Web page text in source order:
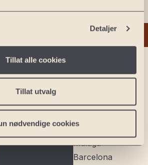
Detaljer
Tillat alle cookies
Tillat utvalg
nødvendige cookies
Lofoten
Kristianstad
Stockholm
Malaga
Barcelona